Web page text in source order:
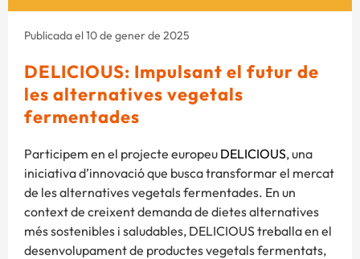
Publicada el 10 de gener de 2025
DELICIOUS: Impulsant el futur de
les alternatives vegetals
fermentades
Participem en el projecte europeu DELICIOUS, una
iniciativa d’innovació que busca transformar el mercat
de les alternatives vegetals fermentades. En un
context de creixent demanda de dietes alternatives
més sostenibles i saludables, DELICIOUS treballa en el
desenvolupament de productes vegetals fermentats,